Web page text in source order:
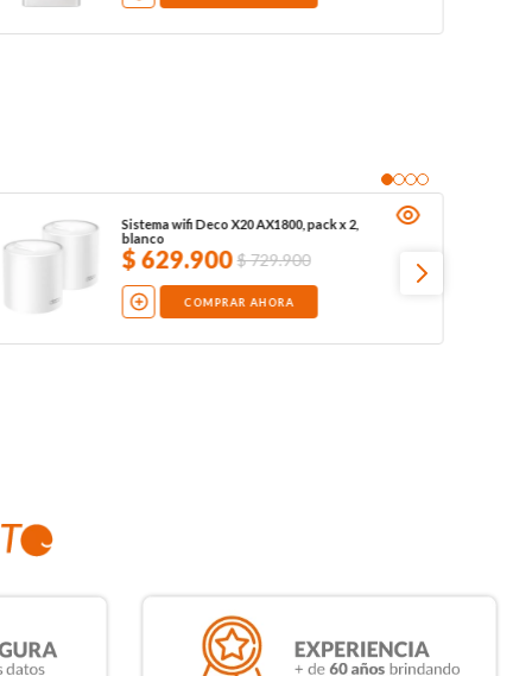
Sistema wifi Deco X20 AX1800, pack x 2,
blanco
$629.900 $729.900
COMPRAR AHORA